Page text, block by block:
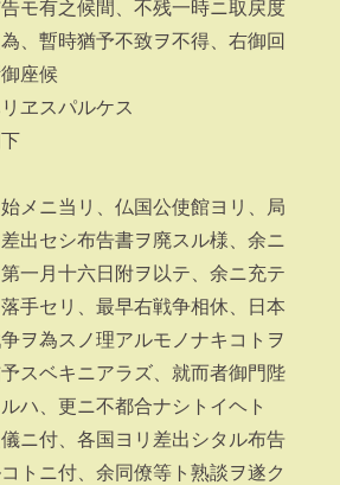
モ有之候間、不残一時ニ取戻度
、暫時猶予不致ヲ不得、右御回
座候
ヱスパルケス
メニ当リ、仏国公使館ヨリ、局
出セシ布告書ヲ廃スル様、余ニ
一月十六日附ヲ以テ、余ニ充テ
手セリ、最早右戦争相休、日本
ヲ為スノ理アルモノナキコトヲ
スベキニアラズ、就而者御門陛
ハ、更ニ不都合ナシトイヘト
ニ付、各国ヨリ差出シタル布告
トニ付、余同僚等ト熟談ヲ遂ク